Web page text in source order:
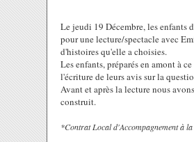
Le jeudi 19 Décembre, les enfants
pour une lecture/spectacle avec
d'histoires qu'elle a choisies.
Les enfants, préparés en amont à
l'écriture de leurs avis sur la
Avant et après la lecture nous
construit.
*Contrat Local d'Accompagnement à